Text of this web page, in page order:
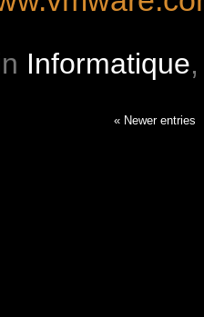
Informatique
« Newer entries